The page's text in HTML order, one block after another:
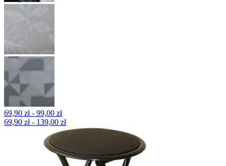
69,90 zł - 99,00 zł
69,90 zł - 139,00 zł